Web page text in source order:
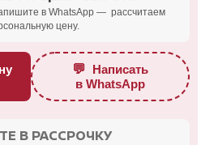
в WhatsApp — рассчитаем
цену.
💬 Написать
в WhatsApp
В РАССРОЧКУ